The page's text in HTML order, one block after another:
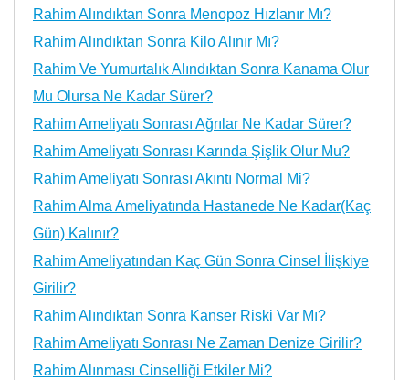
Rahim Alındıktan Sonra Menopoz Hızlanır Mı?
Rahim Alındıktan Sonra Kilo Alınır Mı?
Rahim Ve Yumurtalık Alındıktan Sonra Kanama Olur
Mu Olursa Ne Kadar Sürer?
Rahim Ameliyatı Sonrası Ağrılar Ne Kadar Sürer?
Rahim Ameliyatı Sonrası Karında Şişlik Olur Mu?
Rahim Ameliyatı Sonrası Akıntı Normal Mi?
Rahim Alma Ameliyatında Hastanede Ne Kadar(Kaç
Gün) Kalınır?
Rahim Ameliyatından Kaç Gün Sonra Cinsel İlişkiye
Girilir?
Rahim Alındıktan Sonra Kanser Riski Var Mı?
Rahim Ameliyatı Sonrası Ne Zaman Denize Girilir?
Rahim Alınması Cinselliği Etkiler Mi?